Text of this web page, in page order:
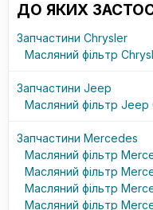
ДО ЯКИХ
Запчастини Chrysler
Масляний фільтр
Запчастини Jeep
Масляний фільтр
Запчастини Mercedes
Масляний фільтр
Масляний фільтр
Масляний фільтр
Масляний фільтр